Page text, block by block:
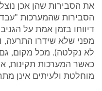
את הסבירות שהן אכן
הסבירות שהמערכות
דיווחו בזמן אמת על
מפני שלא שידרו
לא נקלטה). מכל מקום,
כאשר המערכות תקינות,
מוחלטת ולעיתים אינן